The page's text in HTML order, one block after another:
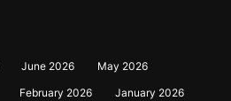
June 2026
May 2026
February 2026
January 2026